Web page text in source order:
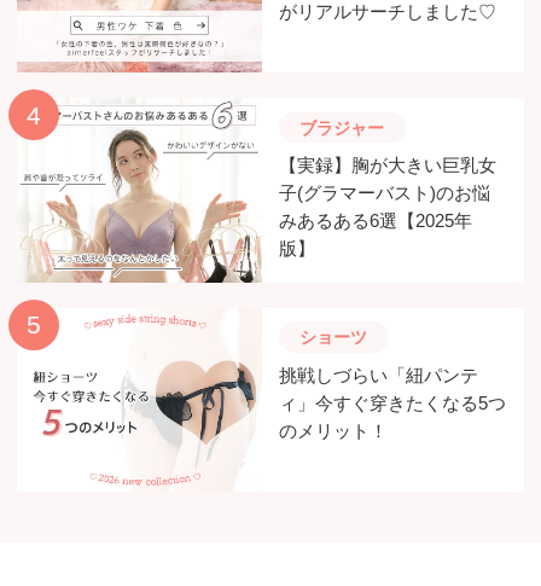
がリアルサーチしました♡
ブラジャー
【実録】胸が大きい巨乳女
子(グラマーバスト)のお悩
みあるある6選【2025年
版】
ショーツ
挑戦しづらい「紐パンテ
ィ」今すぐ穿きたくなる5つ
のメリット！